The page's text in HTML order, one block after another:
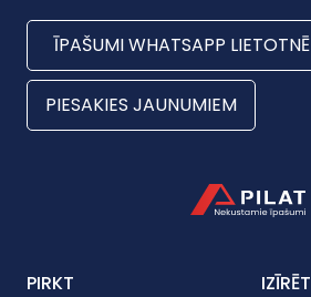
PIRKT IZĪRĒT
ĪPAŠUMI WHATSAPP LIETOTNĒ
PIESAKIES JAUNUMIEM